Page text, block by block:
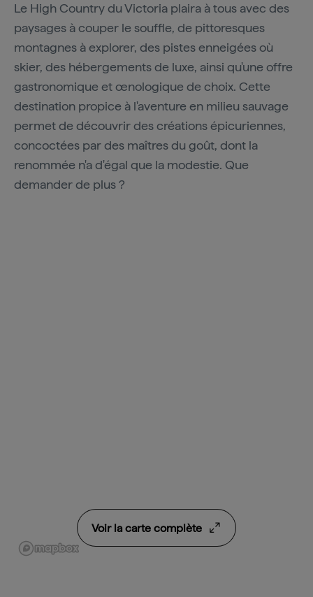
Le High Country du Victoria plaira à tous avec des
paysages à couper le souffle, de pittoresques
montagnes à explorer, des pistes enneigées où
skier, des hébergements de luxe, ainsi qu'une offre
gastronomique et œnologique de choix. Cette
destination propice à l'aventure en milieu sauvage
permet de découvrir des créations épicuriennes,
concoctées par des maîtres du goût, dont la
renommée n'a d'égal que la modestie. Que
demander de plus ?
Voir la carte complète